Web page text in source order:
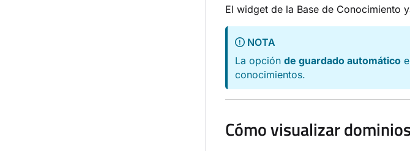
El widget de la Base de Conocimiento
NOTA
La opción de guardado automático
conocimientos.
Cómo visualizar